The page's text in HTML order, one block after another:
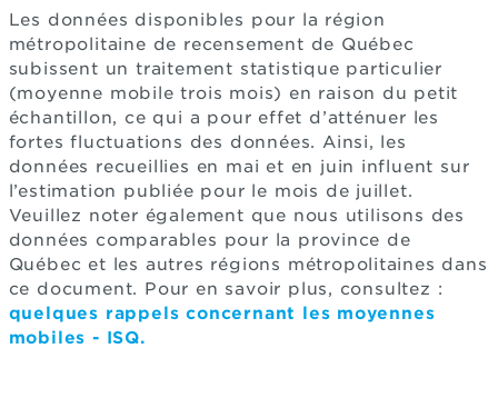
Les données disponibles pour la région
métropolitaine de recensement de Québec
subissent un traitement statistique particulier
(moyenne mobile trois mois) en raison du petit
échantillon, ce qui a pour effet d’atténuer les
fortes fluctuations des données. Ainsi, les
données recueillies en mai et en juin influent sur
l’estimation publiée pour le mois de juillet.
Veuillez noter également que nous utilisons des
données comparables pour la province de
Québec et les autres régions métropolitaines dans
ce document. Pour en savoir plus, consultez :
quelques rappels concernant les moyennes
mobiles - ISQ.